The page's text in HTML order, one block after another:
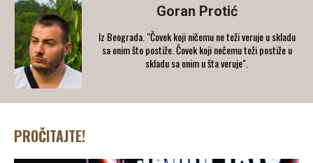
Goran Protić
Iz Beograda. "Čovek koji ničemu ne teži veruje u skladu
sa onim što postiže. Čovek koji nečemu teži postiže u
skladu sa onim u šta veruje".
PROČITAJTE!